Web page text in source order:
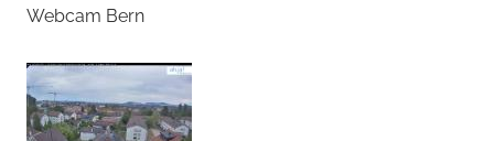
Webcam Bern